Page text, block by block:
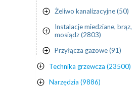
Żeliwo kanalizacyjne (50)
Instalacje miedziane, brąz,
mosiądz (2803)
Przyłącza gazowe (91)
Technika grzewcza (23500)
Narzędzia (9886)